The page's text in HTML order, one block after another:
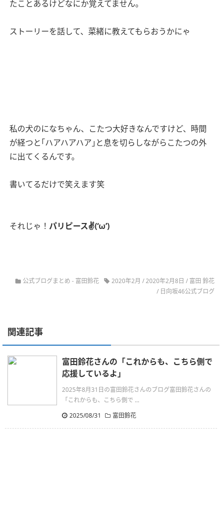
たことあるけどなにか覚えてません。
ストーリーを話して、菜緒に教えてもらおうかにゃ
私の犬のになちゃん、こたつ大好きなんですけど、時間
が経つと｢ハアハアハア｣と息を切らしながらこたつの外
に出てくるんです。
書いてるだけで笑えます笑
それじゃ！ パリピース✌(‘ω’)
公式ブログまとめ - 富田鈴花 2020年2月 /2020年2月8日 / 富田 鈴花
/ 日向坂46公式ブログ
関連記事
富田鈴花さんの「これからも、こちら側で
応援しているよ」
2025年8月31日の富田鈴花さんのブログ富田鈴花さんの
「これからも、こちら側で ...
2025/08/31
富田鈴花